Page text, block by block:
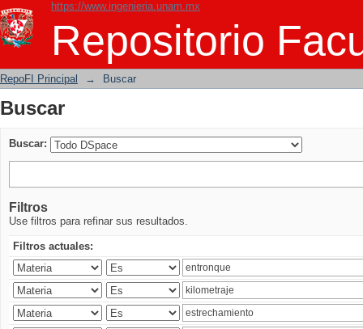
https://www.ingenieria.unam.mx
Repositorio
Buscar
RepoFI Principal → Buscar
Buscar
Buscar:
Filtros
Use filtros para refinar sus resultados.
Filtros actuales: